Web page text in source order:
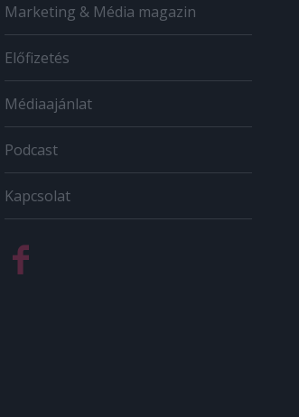
Marketing & Média magazin
Előfizetés
Médiaajánlat
Podcast
Kapcsolat